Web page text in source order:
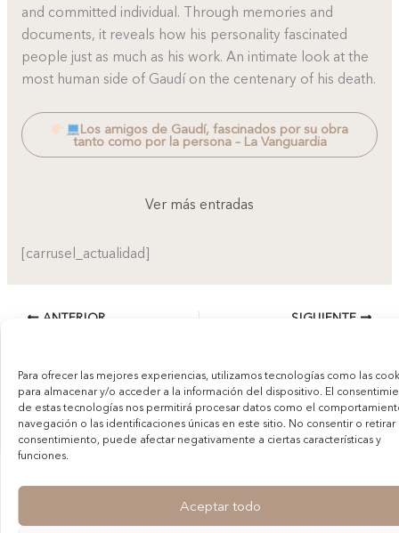
Para ofrecer las mejores experiencias, utilizamos tecnologías como las
para almacenar y/o acceder a la información del dispositivo. El
de estas tecnologías nos permitirá procesar datos como el
navegación o las identificaciones únicas en este sitio. No consentir o retirar
consentimiento, puede afectar negativamente a ciertas características y
funciones.
Aceptar todo
and committed individual. Through memories and
documents, it reveals how his personality fascinated
people just as much as his work. An intimate look at the
most human side of Gaudí on the centenary of his death.
Los amigos de Gaudí, fascinados por su obra
tanto como por la persona – La Vanguardia
Ver más entradas
[carrusel_actualidad]
ANTERIOR SIGUIENTE
Aviso legal y política de privacidad